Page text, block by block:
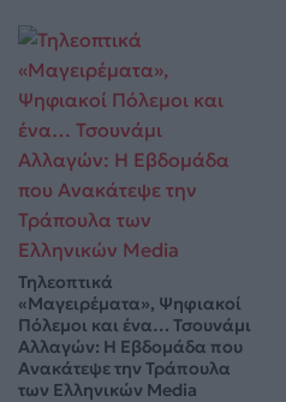
Τηλεοπτικά
«Μαγειρέματα», Ψηφιακοί
Πόλεμοι και ένα… Τσουνάμι
Αλλαγών: Η Εβδομάδα που
Ανακάτεψε την Τράπουλα
των Ελληνικών Media